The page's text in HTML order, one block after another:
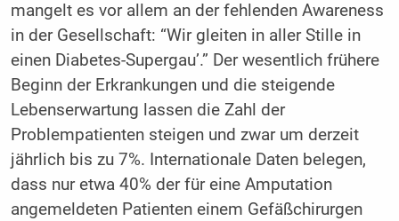
mangelt es vor allem an der fehlenden Awareness
in der Gesellschaft: “Wir gleiten in aller Stille in
einen Diabetes-Supergau’.” Der wesentlich frühere
Beginn der Erkrankungen und die steigende
Lebenserwartung lassen die Zahl der
Problempatienten steigen und zwar um derzeit
jährlich bis zu 7%. Internationale Daten belegen,
dass nur etwa 40% der für eine Amputation
angemeldeten Patienten einem Gefäßchirurgen